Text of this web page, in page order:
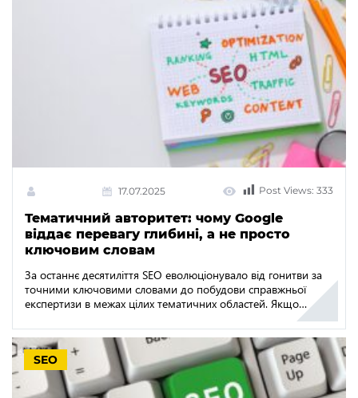
17.07.2025 Post Views: 333
Тематичний авторитет: чому Google
віддає перевагу глибині, а не просто
ключовим словам
За останнє десятиліття SEO еволюціонувало від гонитви за
точними ключовими словами до побудови справжньої
експертизи в межах цілих тематичних областей. Якщо
раніше висока щільність ключів могла обдурити систему, то
алгоритми Google значно вдосконалилися і тепер віддають
перевагу контенту, що демонструє глибоке тематичне
розуміння. У 2025 році поверхневої оптимізації вже
недостатньо — пошукова система надає перевагу сайтам,
[…]
SEO